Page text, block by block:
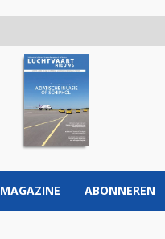
MAGAZINE ABONNEREN